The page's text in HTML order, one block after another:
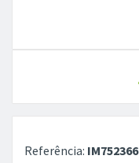
Referência: IM752366